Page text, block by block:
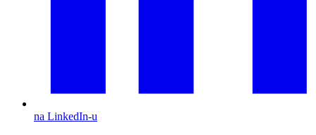
na LinkedIn-u